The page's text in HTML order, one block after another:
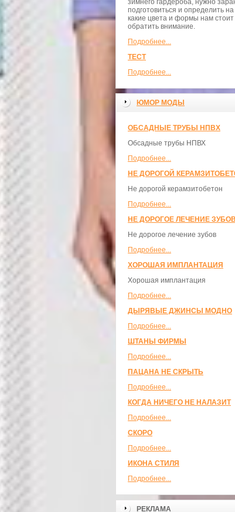
зимнего гардероба, нужно
подготовиться и определить на
какие цвета и формы нам стоит
обратить внимание.
Подробнее...
ТЕСТ
Подробнее...
ЮМОР МОДЫ
ОБСАДНЫЕ ТРУБЫ НПВХ
Обсадные трубы НПВХ
Подробнее...
НЕ ДОРОГОЙ
Не дорогой керамзитобетон
Подробнее...
НЕ ДОРОГОЕ ЛЕЧЕНИЕ ЗУБОВ
Не дорогое лечение зубов
Подробнее...
ХОРОШАЯ ИМПЛАНТАЦИЯ
Хорошая имплантация
Подробнее...
ДЫРЯВЫЕ ДЖИНСЫ МОДНО
Подробнее...
ШТАНЫ ФИРМЫ
Подробнее...
ПАЦАНА НЕ СКРЫТЬ
Подробнее...
КОГДА НИЧЕГО НЕ НАЛАЗИТ
Подробнее...
СКОРО
Подробнее...
ИКОНА СТИЛЯ
Подробнее...
РЕКЛАМА